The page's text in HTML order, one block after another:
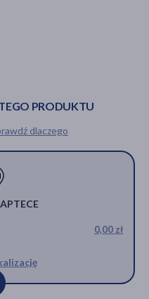
PRODUKTU
dlaczego
0,00 zł